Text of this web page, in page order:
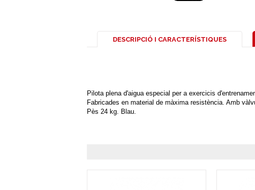
DESCRIPCIÓ I CARACTERÍSTIQUES
Pilota plena d'aigua especial per a exercicis
Fabricades en material de màxima resistència. Amb
Pès 24 kg. Blau.